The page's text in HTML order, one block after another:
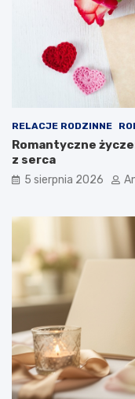
RELACJE RODZINNE
Romantyczne
z serca
5 sierpnia 2026